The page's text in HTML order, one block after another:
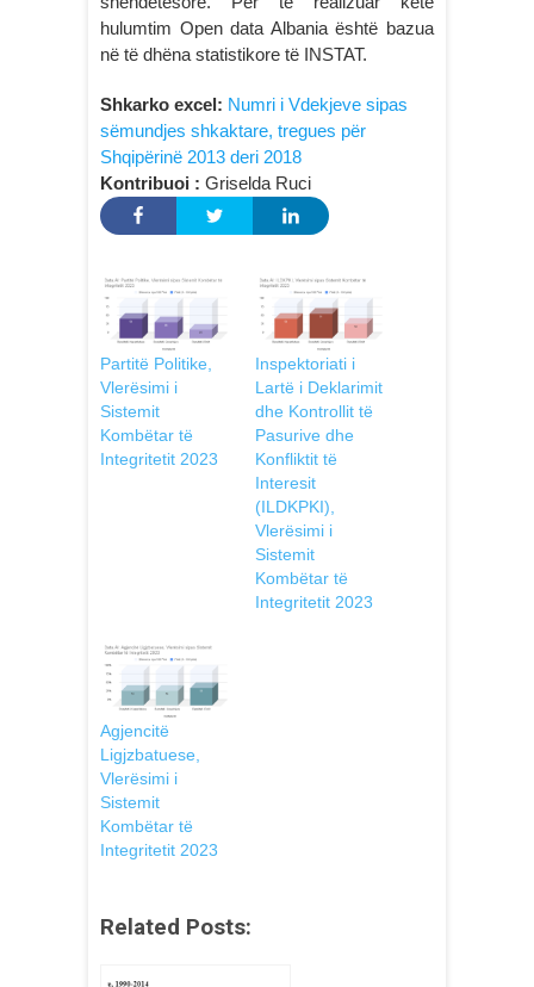
hulumtim Open data Albania është bazua
në të dhëna statistikore të INSTAT.
Shkarko excel: Numri i Vdekjeve sipas
sëmundjes shkaktare, tregues për
Shqipërinë 2013 deri 2018
Kontribuoi : Griselda Ruci
Partitë Politike,
Vlerësimi i
Sistemit
Kombëtar të
Integritetit 2023
Inspektoriati i
Lartë i Deklarimit
dhe Kontrollit të
Pasurive dhe
Konfliktit të
Interesit
(ILDKPKI),
Vlerësimi i
Sistemit
Kombëtar të
Integritetit 2023
Agjencitë
Ligjzbatuese,
Vlerësimi i
Sistemit
Kombëtar të
Integritetit 2023
Related Posts: